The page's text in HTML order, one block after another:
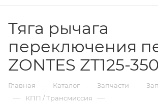
Тяга рычага
переключения
ZONTES ZT125-350
Главная — Каталог — Запчасти —
— КПП / Трансмиссия —